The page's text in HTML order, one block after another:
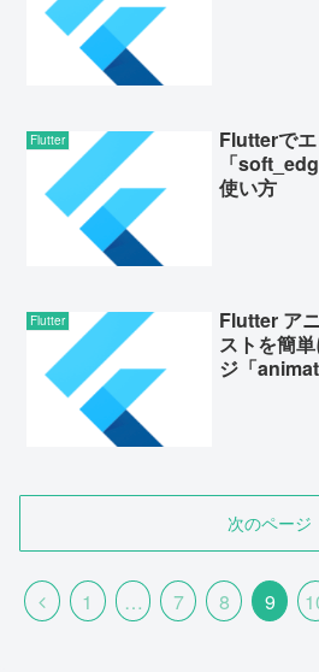
Flutter
Flutterで
「
使い方
Flutter
Flutter ア
ストを簡
ジ「
次のページ
1 … 7 8 9